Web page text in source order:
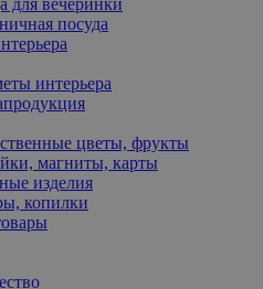
посуда
интерьера
цветы, фрукты
магниты, карты
изделия
копилки